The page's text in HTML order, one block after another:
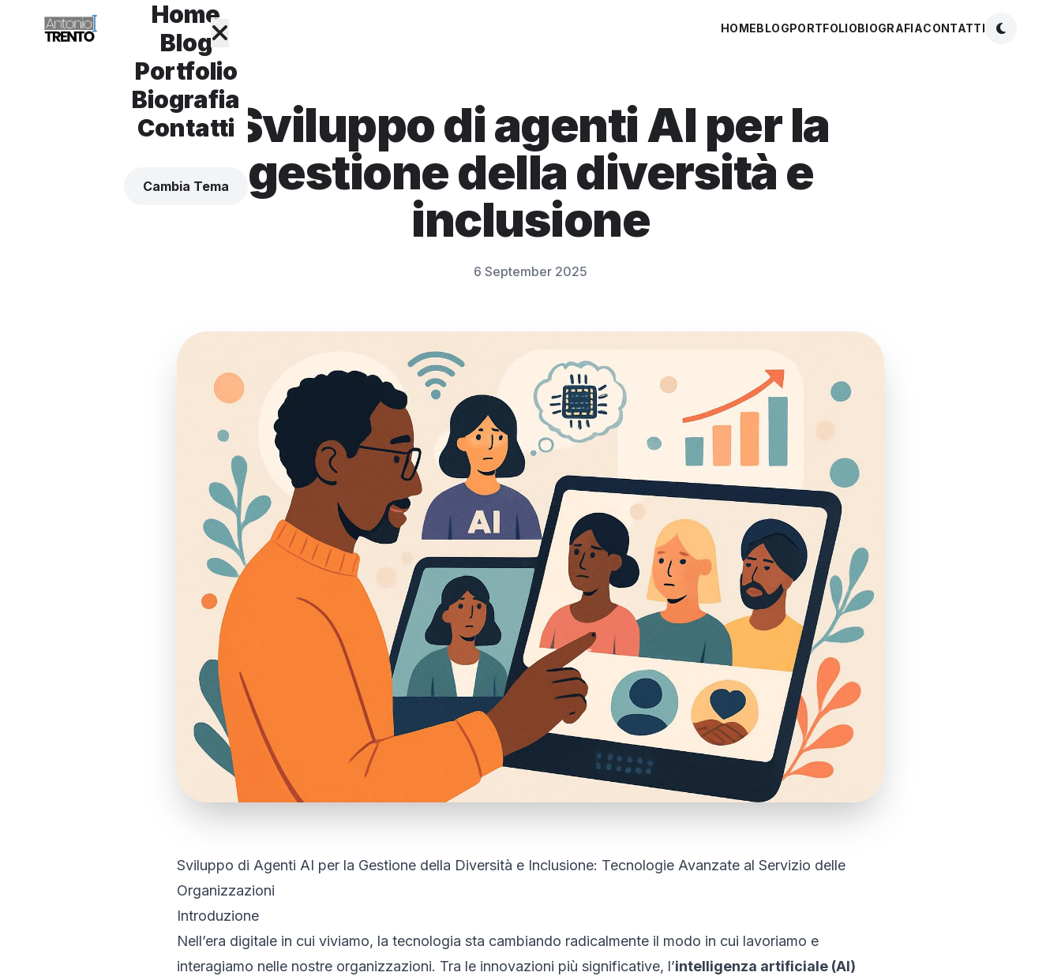
HOMEBLOGPORTFOLIOBIOGRAFIACONTATTI
Home
Blog
Portfolio
Biografia
Contatti
Cambia Tema
Sviluppo di agenti AI per la
gestione della diversità e
inclusione
6 September 2025
Sviluppo di Agenti AI per la Gestione della Diversità e Inclusione: Tecnologie Avanzate al Servizio delle
Organizzazioni
Introduzione
Nell’era digitale in cui viviamo, la tecnologia sta cambiando radicalmente il modo in cui lavoriamo e
interagiamo nelle nostre organizzazioni. Tra le innovazioni più significative, l’intelligenza artificiale (AI)